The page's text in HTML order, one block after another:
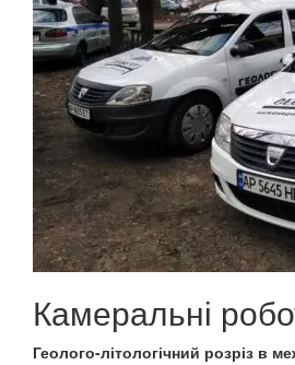
Камеральні
Геолого-літологічний розріз в